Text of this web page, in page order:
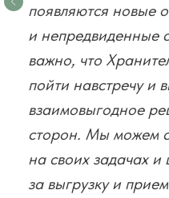
появляются новые
и непредвиденные
важно, что
пойти навстречу и
взаимовыгодное
сторон. Мы можем
на своих задачах и
за выгрузку и